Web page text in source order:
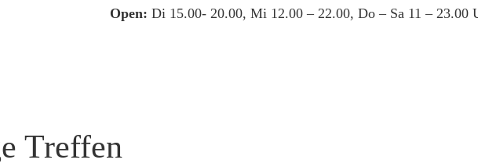
Open: Di 15.00- 20.00, Mi 12.00 – 22.00, Do – Sa 11 – 23.00
Treffen